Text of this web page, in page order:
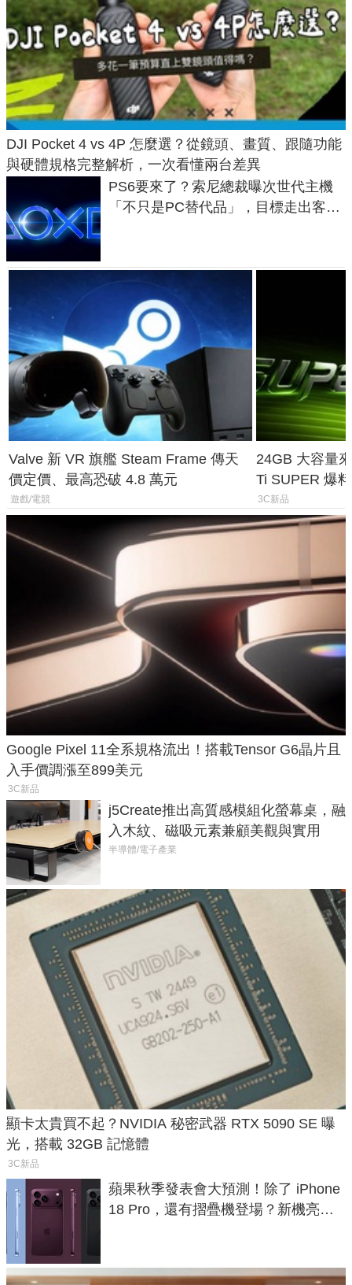
DJI Pocket 4 vs 4P 怎麼選？從鏡頭、畫質、跟隨功能
與硬體規格完整解析，一次看懂兩台差異
PS6要來了？索尼總裁曝次世代主機
「不只是PC替代品」，目標走出客
Valve 新 VR 旗艦 Steam Frame 傳天
價定價、最高恐破 4.8 萬元
遊戲/電競
24GB 大容量
Ti SUPER 爆
上市時間
3C新品
Google Pixel 11全系規格流出！搭載Tensor G6晶片且
入手價調漲至899美元
3C新品
j5Create推出高質感模組化螢幕桌，融
入木紋、磁吸元素兼顧美觀與實用
半導體/電子產業
顯卡太貴買不起？NVIDIA 秘密武器 RTX 5090 SE 曝
光，搭載 32GB 記憶體
3C新品
蘋果秋季發表會大預測！除了 iPhone
18 Pro，還有摺疊機登場？新機亮點